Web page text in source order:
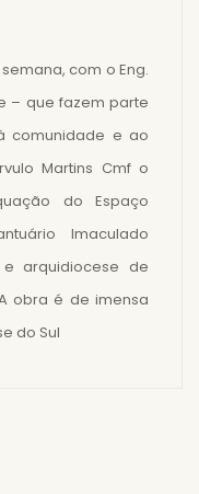
com o Eng.
– que fazem parte
comunidade e ao
Martins Cmf o
do Espaço
Imaculado
arquidiocese de
obra é de imensa
do Sul